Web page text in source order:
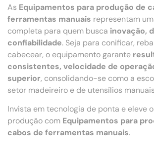
As Equipamentos para produção de
ferramentas manuais representam
completa para quem busca inovação,
confiabilidade. Seja para conificar,
cabecear, o equipamento garante
consistentes, velocidade de
superior, consolidando-se como a
setor madeireiro e de utensílios
Invista em tecnologia de ponta e eleve
produção com Equipamentos para
cabos de ferramentas manuais.